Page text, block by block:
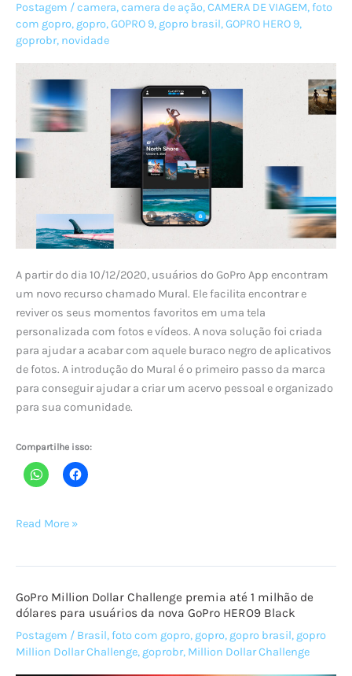
Dollar
Challenge
com
a
HERO9
Black
e
anuncia
vencedores
Postagem /camera,camera de ação,CAMERA DE VIAGEM,foto
com gopro, gopro,GOPRO 9, gopro brasil,GOPRO HERO 9,
goprobr, novidade
A partir do dia 10/12/2020, usuários do GoPro App encontram
um novo recurso chamado Mural. Ele facilita encontrar e
reviver os seus momentos favoritos em uma tela
personalizada com fotos e vídeos. A nova solução foi criada
para ajudar a acabar com aquele buraco negro de aplicativos
de fotos. A introdução do Mural é o primeiro passo da marca
para conseguir ajudar a criar um acervo pessoal e organizado
para sua comunidade.
Compartilhe isso:
GoPro
para
todos
que
são
Read More »
GoPro Million Dollar Challenge premia até 1 milhão de
dólares para usuários da nova GoPro HERO9 Black
Postagem / Brasil,foto com gopro, gopro, gopro brasil, gopro
Million Dollar Challenge, goprobr, Million Dollar Challenge